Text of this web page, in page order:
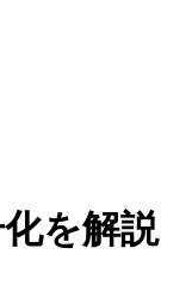
を解説